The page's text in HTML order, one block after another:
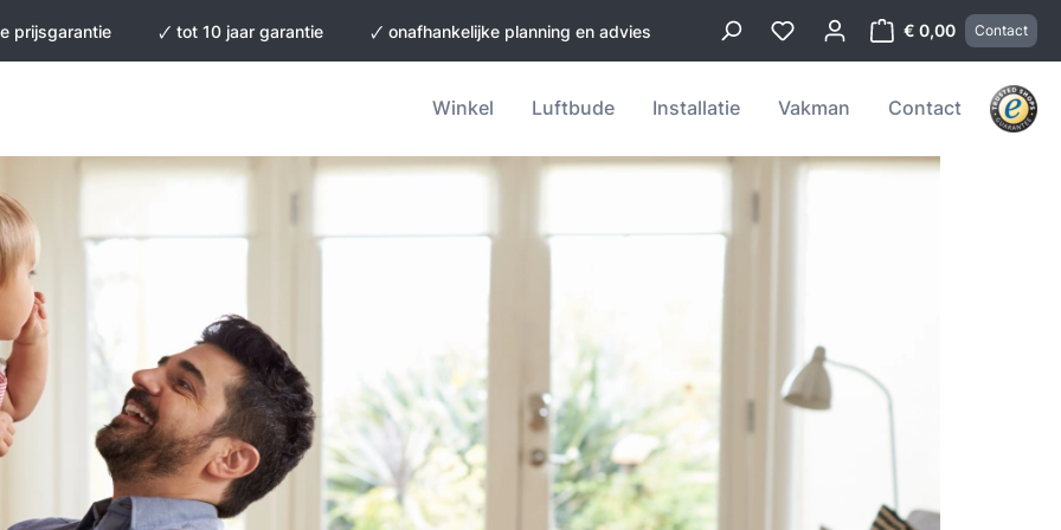
prijsgarantie 🗸 tot 10 jaar garantie 🗸 onafhankelijke planning en advies € 0,00 Contact
Winkel Luftbude Installatie Vakman Contact